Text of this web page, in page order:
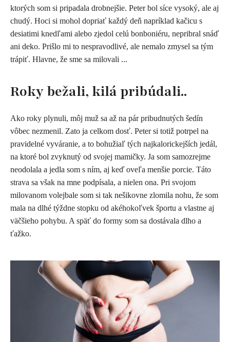
ktorých som si pripadala drobnejšie. Peter bol síce vysoký, ale aj
chudý. Hoci si mohol dopriať každý deň napríklad kačicu s
desiatimi knedľami alebo zjedol celú bonboniéru, nepribral snáď
ani deko. Prišlo mi to nespravodlivé, ale nemalo zmysel sa tým
trápiť. Hlavne, že sme sa milovali ...
Roky bežali, kilá pribúdali..
Ako roky plynuli, môj muž sa až na pár pribudnutých šedín
vôbec nezmenil. Zato ja celkom dosť. Peter si totiž potrpel na
pravidelné vyváranie, a to bohužiaľ tých najkalorickejších jedál,
na ktoré bol zvyknutý od svojej mamičky. Ja som samozrejme
neodolala a jedla som s ním, aj keď oveľa menšie porcie. Táto
strava sa však na mne podpísala, a nielen ona. Pri svojom
milovanom volejbale som si tak nešikovne zlomila nohu, že som
mala na dlhé týždne stopku od akéhokoľvek športu a vlastne aj
väčšieho pohybu. A späť do formy som sa dostávala dlho a
ťažko.